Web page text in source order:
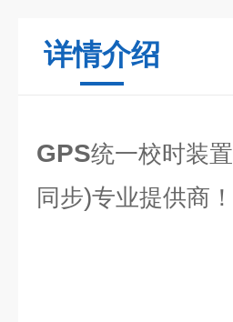
详情介绍
GPS统一校时装置
同步)专业提供商！